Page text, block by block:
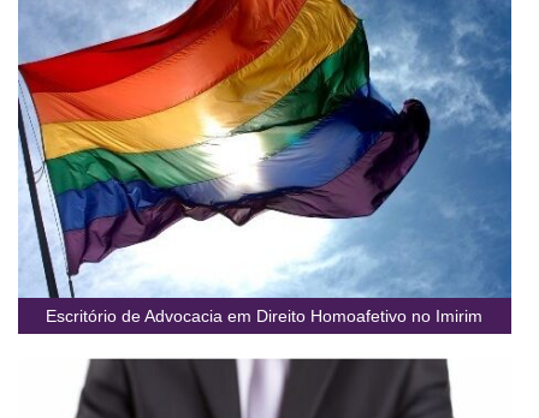
Escritório de Advocacia em Direito Homoafetivo no Imirim